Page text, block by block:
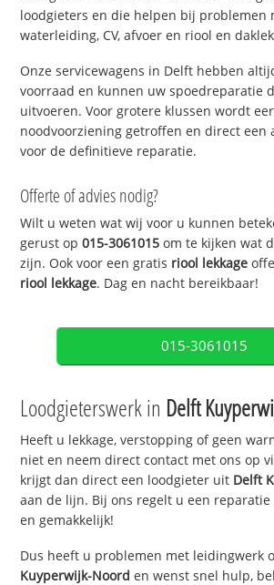
loodgieters en die helpen bij problemen
waterleiding, CV, afvoer en riool en
Onze servicewagens in Delft hebben
voorraad en kunnen uw spoedreparatie
uitvoeren. Voor grotere klussen wordt
noodvoorziening getroffen en direct een
voor de definitieve reparatie.
Offerte of advies nodig?
Wilt u weten wat wij voor u kunnen
gerust op015-3061015 om te kijken wat
zijn. Ook voor een gratis riool lekkage
riool lekkage. Dag en nacht bereikbaar!
015-3061015
Loodgieterswerk in Delft
Heeft u lekkage, verstopping of geen
niet en neem direct contact met ons op
krijgt dan direct een loodgieter uit Delft
aan de lijn. Bij ons regelt u een
en gemakkelijk!
Dus heeft u problemen met leidingwerk
Kuyperwijk-Noord en wenst snel hulp,